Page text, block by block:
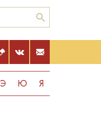
Э Ю Я